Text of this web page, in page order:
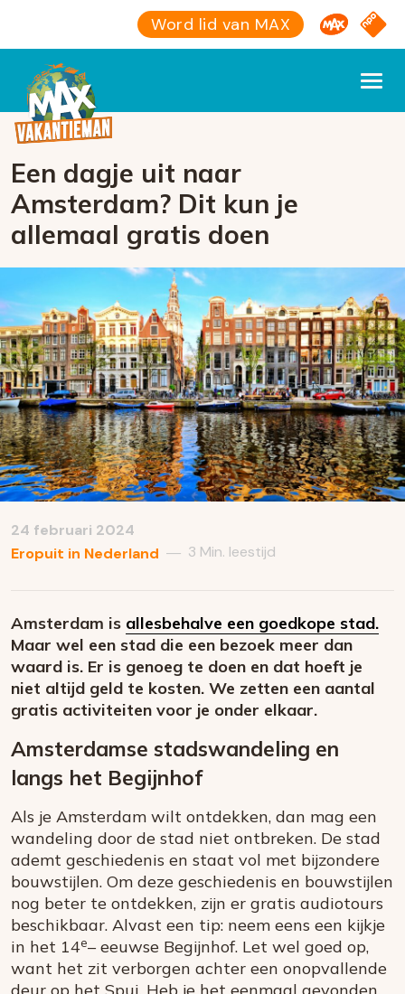
Word lid van MAX Omroep
NPO
Een dagje uit naar
Amsterdam? Dit kun je
allemaal gratis doen
24 februari 2024
Eropuit in Nederland — 3 Min. leestijd
Amsterdam is allesbehalve een goedkope stad.
Maar wel een stad die een bezoek meer dan
waard is. Er is genoeg te doen en dat hoeft je
niet altijd geld te kosten. We zetten een aantal
gratis activiteiten voor je onder elkaar.
Amsterdamse stadswandeling en
langs het Begijnhof
Als je Amsterdam wilt ontdekken, dan mag een
wandeling door de stad niet ontbreken. De stad
ademt geschiedenis en staat vol met bijzondere
bouwstijlen. Om deze geschiedenis en bouwstijlen
nog beter te ontdekken, zijn er gratis audiotours
beschikbaar. Alvast een tip: neem eens een kijkje
in het 14e– eeuwse Begijnhof. Let wel goed op,
want het zit verborgen achter een onopvallende